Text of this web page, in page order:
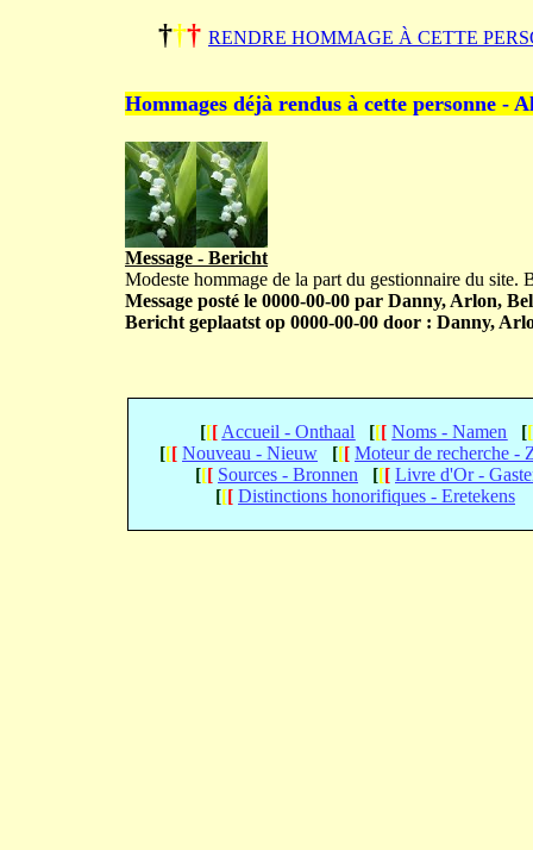
††† RENDRE HOMMAGE À CETTE
Hommages déjà rendus à cette personne -
Message - Bericht
Modeste hommage de la part du gestionnaire du site.
Message posté le 0000-00-00 par Danny, Arlon,
Bericht geplaatst op 0000-00-00 door : Danny,
[[[ Accueil - Onthaal [[[ Noms - Namen [[
[[[ Nouveau - Nieuw [[[ Moteur de recherche -
[[[ Sources - Bronnen [[[ Livre d'Or -
[[[ Distinctions honorifiques - Eretekens